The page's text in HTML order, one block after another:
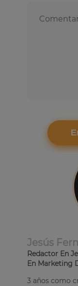
Jesús
Redactor En
En Marketing
3 años como